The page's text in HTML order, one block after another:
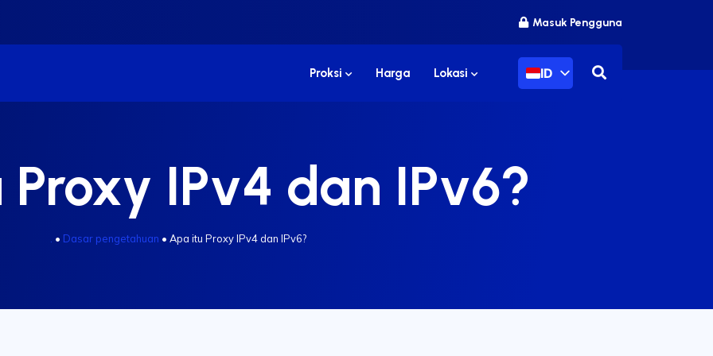
Masuk Pengguna
Proksi Harga Lokasi ID
IPv4 dan IPv6?
• Dasar pengetahuan • Apa itu Proxy IPv4 dan IPv6?